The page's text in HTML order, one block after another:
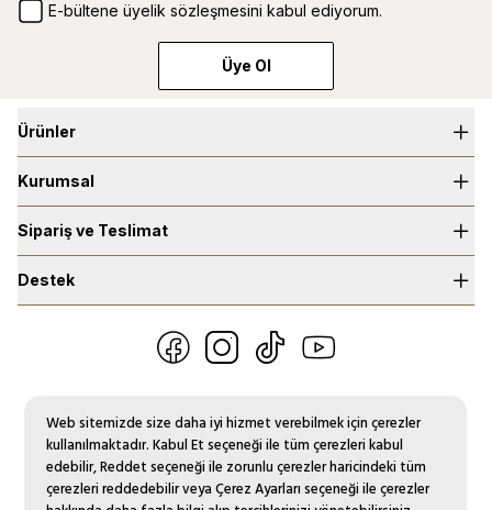
Web sitemizde size daha iyi hizmet verebilmek için çerezler
kullanılmaktadır. Kabul Et seçeneği ile tüm çerezleri kabul
edebilir, Reddet seçeneği ile zorunlu çerezler haricindeki tüm
çerezleri reddedebilir veya Çerez Ayarları seçeneği ile çerezler
E-bültene üyelik sözleşmesini kabul ediyorum.
Üye Ol
Ürünler
Selective Parfümler
Niche Parfümler
Saç Parfümleri
Ortam Kokuları
Araç Kokuları
Kurumsal
Hakkımızda
Bilgi Toplum Hizmetleri
Blog
Mad Parfumeur Official
Sipariş ve Teslimat
Üyelik Sözleşmesi
Mesafeli Satış Sözleşmesi
KVKK Aydınlatma Metni
Çerez Kullanımı
Destek
Kargo ve Teslimat
Sıkça Sorulan Sorular
musterihizmetleri@madparfum.com
444 4 623
Resmi Tatiller Hariç